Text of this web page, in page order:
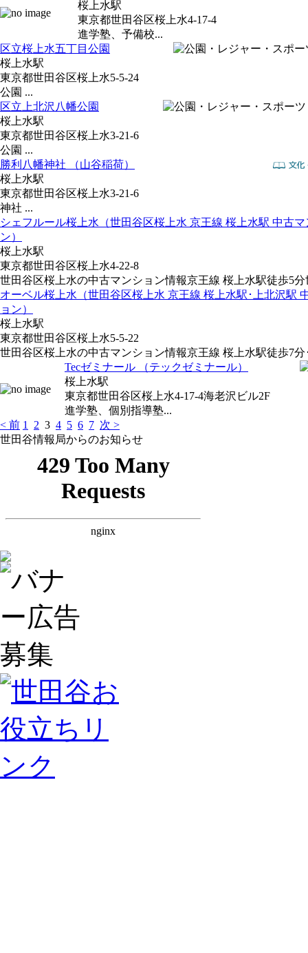
桜上水駅
東京都世田谷区桜上水4-17-4
進学塾、予備校...
区立桜上水五丁目公園
桜上水駅
東京都世田谷区桜上水5-5-24
公園 ...
区立上北沢八幡公園
桜上水駅
東京都世田谷区桜上水3-21-6
公園 ...
勝利八幡神社 （山谷稲荷）
桜上水駅
東京都世田谷区桜上水3-21-6
神社 ...
シェフルール桜上水（世田谷区桜上水 京王線 桜上水駅 中古マ
ン）
桜上水駅
東京都世田谷区桜上水4-22-8
世田谷区桜上水の中古マンション情報京王線 桜上水駅徒歩5分
オーベル桜上水（世田谷区桜上水 京王線 桜上水駅･上北沢駅
ョン）
桜上水駅
東京都世田谷区桜上水5-5-22
世田谷区桜上水の中古マンション情報京王線 桜上水駅徒歩7分
Tecゼミナール （テックゼミナール）
桜上水駅
東京都世田谷区桜上水4-17-4海老沢ビル2F
進学塾、個別指導塾...
< 前 1 2 3 4 5 6 7 次 >
世田谷情報局からのお知らせ